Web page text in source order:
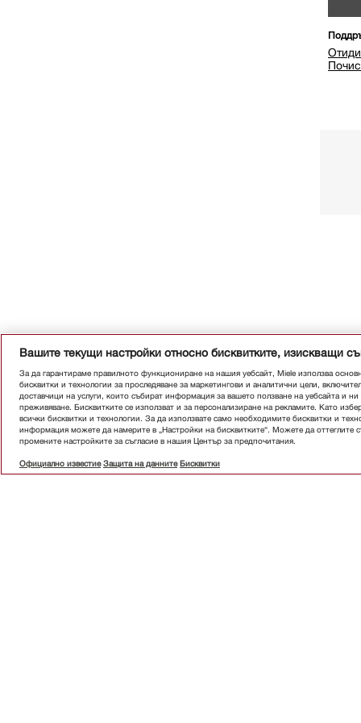
Вашите текущи настройки относно бисквитките, изискващи
За да гарантираме правилното функциониране на нашия уебсайт, Miele използва
бисквитки и технологии за проследяване за маркетингови и аналитични цели,
доставчици на услуги, които събират информация за вашето ползване на уебсайта и
преживяване. Бисквитките се използват и за персонализиране на рекламите. Като
всички бисквитки и технологии. За да използвате само необходимите бисквитки и
информация можете да намерите в „Настройки на бисквитките“. Можете да оттеглите
промените настройките за съгласие в нашия Център за предпочитания.
Официално известие Защита на данните Бисквитки